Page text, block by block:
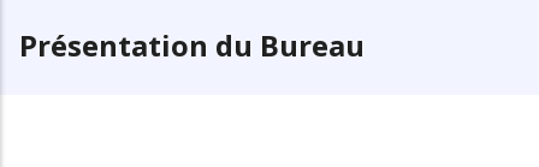
Administration
Présentation du Bureau